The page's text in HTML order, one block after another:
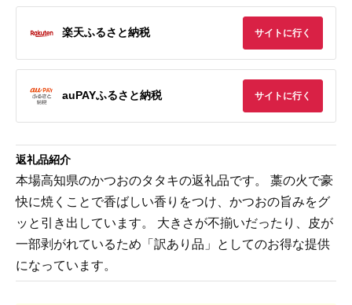
楽天ふるさと納税 サイトに行く
auPAYふるさと納税 サイトに行く
返礼品紹介
本場高知県のかつおのタタキの返礼品です。 藁の火で豪
快に焼くことで香ばしい香りをつけ、かつおの旨みをグ
ッと引き出しています。 大きさが不揃いだったり、皮が
一部剥がれているため「訳あり品」としてのお得な提供
になっています。